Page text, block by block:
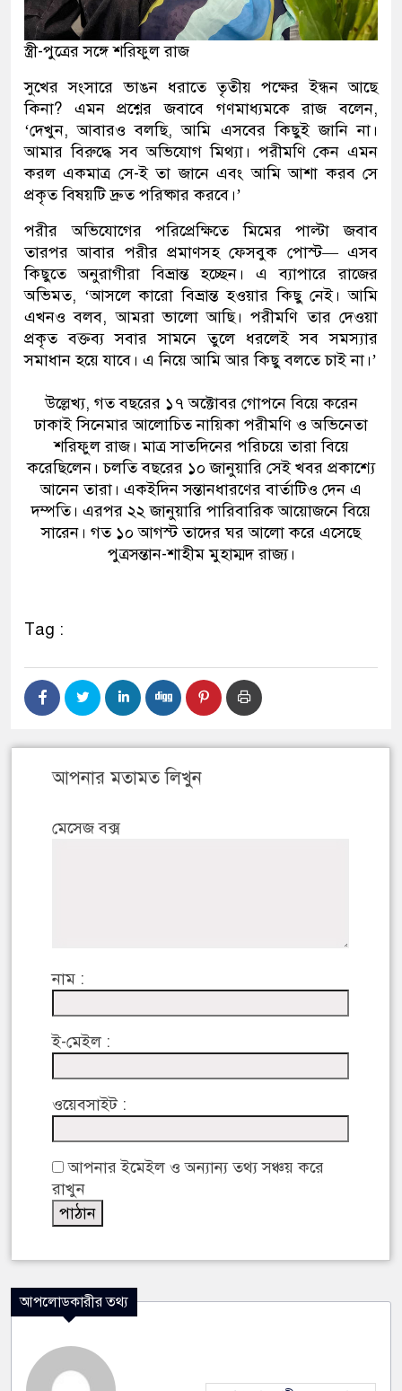
স্ত্রী-পুত্রের সঙ্গে শরিফুল রাজ
সুখের সংসারে ভাঙন ধরাতে তৃতীয় পক্ষের ইন্ধন আছে
কিনা? এমন প্রশ্নের জবাবে গণমাধ্যমকে রাজ বলেন,
‘দেখুন, আবারও বলছি, আমি এসবের কিছুই জানি না।
আমার বিরুদ্ধে সব অভিযোগ মিথ্যা। পরীমণি কেন এমন
করল একমাত্র সে-ই তা জানে এবং আমি আশা করব সে
প্রকৃত বিষয়টি দ্রুত পরিষ্কার করবে।’
পরীর অভিযোগের পরিপ্রেক্ষিতে মিমের পাল্টা জবাব
তারপর আবার পরীর প্রমাণসহ ফেসবুক পোস্ট— এসব
কিছুতে অনুরাগীরা বিভ্রান্ত হচ্ছেন। এ ব্যাপারে রাজের
অভিমত, ‘আসলে কারো বিভ্রান্ত হওয়ার কিছু নেই। আমি
এখনও বলব, আমরা ভালো আছি। পরীমণি তার দেওয়া
প্রকৃত বক্তব্য সবার সামনে তুলে ধরলেই সব সমস্যার
সমাধান হয়ে যাবে। এ নিয়ে আমি আর কিছু বলতে চাই না।’
উল্লেখ্য, গত বছরের ১৭ অক্টোবর গোপনে বিয়ে করেন
ঢাকাই সিনেমার আলোচিত নায়িকা পরীমণি ও অভিনেতা
শরিফুল রাজ। মাত্র সাতদিনের পরিচয়ে তারা বিয়ে
করেছিলেন। চলতি বছরের ১০ জানুয়ারি সেই খবর প্রকাশ্যে
আনেন তারা। একইদিন সন্তানধারণের বার্তাটিও দেন এ
দম্পতি। এরপর ২২ জানুয়ারি পারিবারিক আয়োজনে বিয়ে
সারেন। গত ১০ আগস্ট তাদের ঘর আলো করে এসেছে
পুত্রসন্তান-শাহীম মুহাম্মদ রাজ্য।
Tag :
আপনার মতামত লিখুন
মেসেজ বক্স
নাম :
ই-মেইল :
ওয়েবসাইট :
আপনার ইমেইল ও অন্যান্য তথ্য সঞ্চয় করে
রাখুন
আপলোডকারীর তথ্য